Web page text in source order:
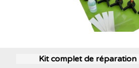
Kit complet de